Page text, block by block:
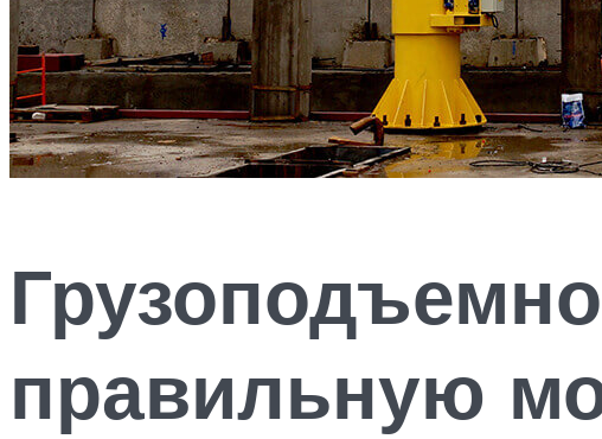
правильную